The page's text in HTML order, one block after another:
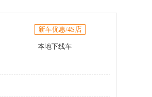
新车优惠/4S店
本地下线车